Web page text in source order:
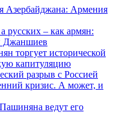
Азербайджана: Армения
русских – как армян:
Джаншиев
торгует исторической
капитуляцию
разрыв с Россией
кризис. А может, и
ведут его